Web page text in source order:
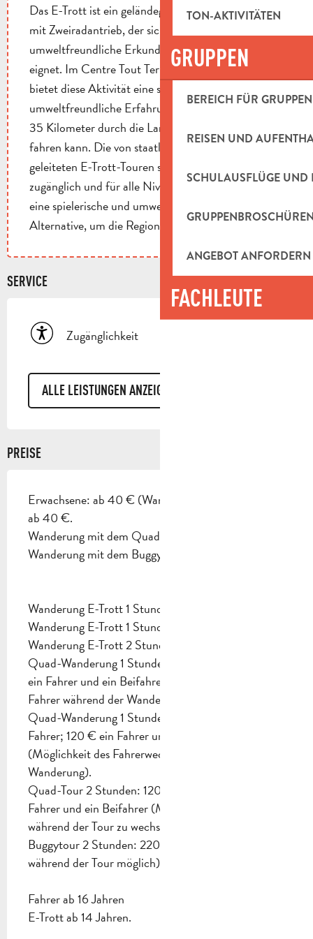
TON-AKTIVITÄTEN
GRUPPEN
BEREICH FÜR GRUPPEN
REISEN UND
SCHULAUSFLÜGE UND
ANGEBOT ANFORDERN
FACHLEUTE
Das E-Trott ist ein geländegängiger Elektroroller
mit Zweiradantrieb, der sich ideal für die
umweltfreundliche Erkundung von Naturpfaden
eignet. Im Centre Tout Terrain JMO in Belcodène
bietet diese Aktivität eine sportliche und
umweltfreundliche Erfahrung, bei der man bis zu
35 Kilometer durch die Landschaften der Provence
fahren kann. Die von staatlich geprüften Lehrern
geleiteten E-Trott-Touren sind ab 14 Jahren
zugänglich und für alle Niveaus geeignet. Sie bieten
eine spielerische und umweltfreundliche
Alternative, um die Region zu entdecken.
SERVICE
Zugänglichkeit
ALLE LEISTUNGEN ANZEIGEN
PREISE
Erwachsene: ab 40 € (Wanderung mit dem E-Trott
ab 40 €.
Wanderung mit dem Quad ab 70 €.
Wanderung mit dem Buggy ab 220 €.).
Wanderung E-Trott 1 Stunde :
Wanderung E-Trott 1 Stunde 30 Minuten :
Wanderung E-Trott 2 Stunden 30 Minuten :
Quad-Wanderung 1 Stunde: 70 € ein Fahrer; 80 €
ein Fahrer und ein Beifahrer (keine Möglichkeit, den
Fahrer während der Wanderung zu wechseln).
Quad-Wanderung 1 Stunde 30 Minuten: 100 € ein
Fahrer; 120 € ein Fahrer und ein Beifahrer
(Möglichkeit des Fahrerwechsels während der
Wanderung).
Quad-Tour 2 Stunden: 120 € ein Fahrer; 150 € ein
Fahrer und ein Beifahrer (Möglichkeit, den Fahrer
während der Tour zu wechseln).
Buggytour 2 Stunden: 220 € (Fahrerwechsel
während der Tour möglich)
Fahrer ab 16 Jahren
E-Trott ab 14 Jahren.